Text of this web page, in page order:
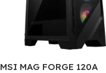
MSI MAG FORGE 120A